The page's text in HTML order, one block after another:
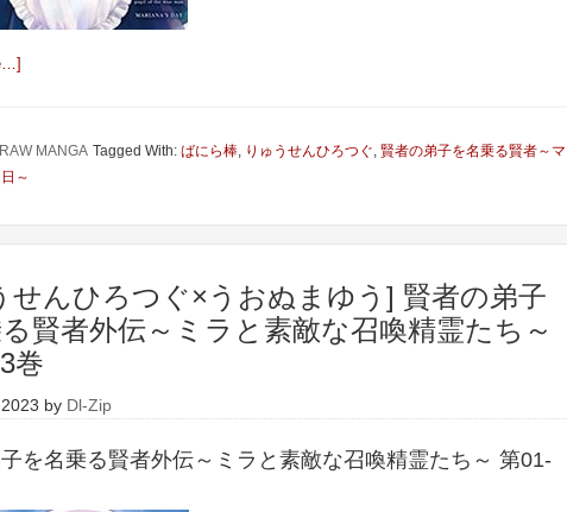
RAW MANGA Tagged With: ばにら棒, りゅうせんひろつぐ, 賢者の弟子を名乗る賢者～マ
～
せんひろつぐ×うおぬまゆう] 賢者の弟子
賢者外伝～ミラと素敵な召喚精霊たち～
巻
by Dl-Zip
を名乗る賢者外伝～ミラと素敵な召喚精霊たち～ 第01-